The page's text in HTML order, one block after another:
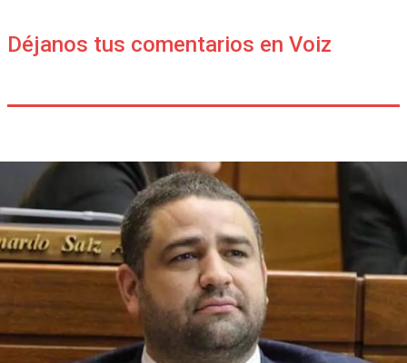
Déjanos tus comentarios en Voiz